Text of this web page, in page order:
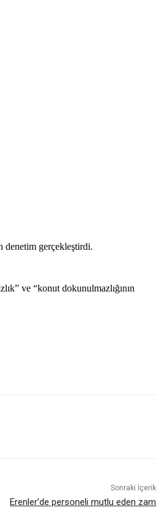
denetim gerçekleştirdi.
ve “konut dokunulmazlığının
Sonraki İçerik
Erenler’de personeli mutlu eden zam